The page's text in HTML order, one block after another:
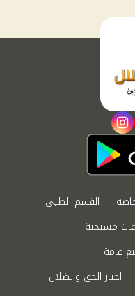
instagram
القسم الطبي
مسيحية
عامة
اخبار الحق والضلال